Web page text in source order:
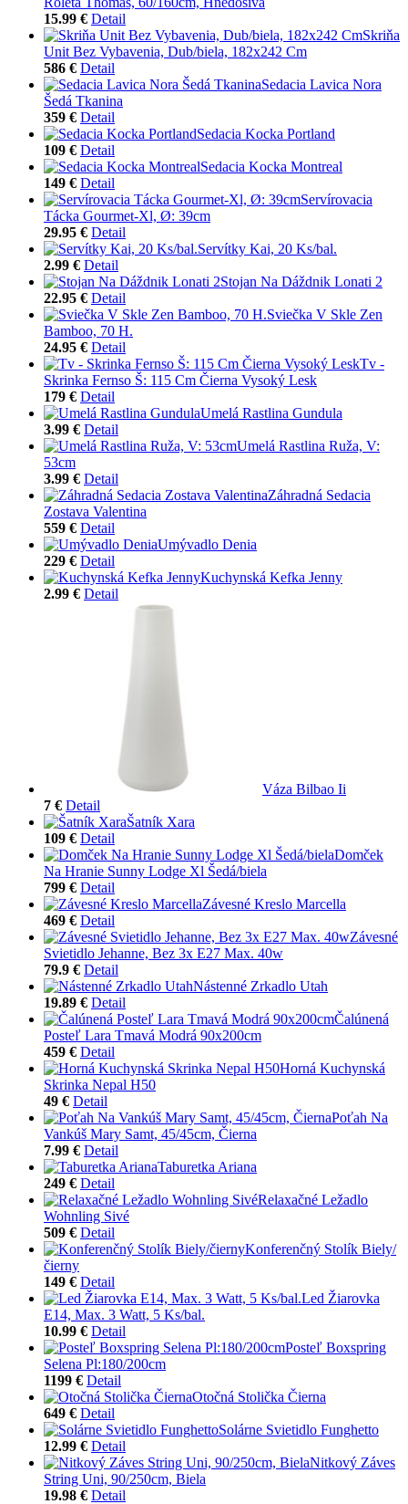
15.99 € Detail
Skriňa
Unit Bez Vybavenia, Dub/biela, 182x242 Cm
586 € Detail
Sedacia Lavica Nora
Šedá Tkanina
359 € Detail
Sedacia Kocka Portland
109 € Detail
Sedacia Kocka Montreal
149 € Detail
Servírovacia
Tácka Gourmet-Xl, Ø: 39cm
29.95 € Detail
Servítky Kai, 20 Ks/bal.
2.99 € Detail
Stojan Na Dáždnik Lonati 2
22.95 € Detail
Sviečka V Skle Zen
Bamboo, 70 H.
24.95 € Detail
Tv -
Skrinka Fernso Š: 115 Cm Čierna Vysoký Lesk
179 € Detail
Umelá Rastlina Gundula
3.99 € Detail
Umelá Rastlina Ruža, V:
53cm
3.99 € Detail
Záhradná Sedacia
Zostava Valentina
559 € Detail
Umývadlo Denia
229 € Detail
Kuchynská Kefka Jenny
2.99 € Detail
Váza Bilbao Ii
7 € Detail
Šatník Xara
109 € Detail
Domček
Na Hranie Sunny Lodge Xl Šedá/biela
799 € Detail
Závesné Kreslo Marcella
469 € Detail
Závesné
Svietidlo Jehanne, Bez 3x E27 Max. 40w
79.9 € Detail
Nástenné Zrkadlo Utah
19.89 € Detail
Čalúnená
Posteľ Lara Tmavá Modrá 90x200cm
459 € Detail
Horná Kuchynská
Skrinka Nepal H50
49 € Detail
Poťah Na
Vankúš Mary Samt, 45/45cm, Čierna
7.99 € Detail
Taburetka Ariana
249 € Detail
Relaxačné Ležadlo
Wohnling Sivé
509 € Detail
Konferenčný Stolík Biely/
čierny
149 € Detail
Led Žiarovka
E14, Max. 3 Watt, 5 Ks/bal.
10.99 € Detail
Posteľ Boxspring
Selena Pl:180/200cm
1199 € Detail
Otočná Stolička Čierna
649 € Detail
Solárne Svietidlo Funghetto
12.99 € Detail
Nitkový Záves
String Uni, 90/250cm, Biela
19.98 € Detail